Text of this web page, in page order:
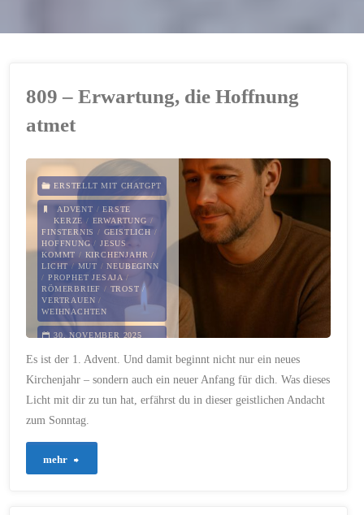
809 – Erwartung, die Hoffnung
atmet
ERSTELLT MIT CHATGPT
ADVENT /ERSTE
KERZE / ERWARTUNG /
FINSTERNIS / GEISTLICH /
HOFFNUNG / JESUS
KOMMT / KIRCHENJAHR /
LICHT / MUT /NEUBEGINN
/ PROPHET JESAJA /
RÖMERBRIEF / TROST /
VERTRAUEN /
WEIHNACHTEN
30. NOVEMBER 2025
Es ist der 1. Advent. Und damit beginnt nicht nur ein neues
Kirchenjahr – sondern auch ein neuer Anfang für dich. Was dieses
Licht mit dir zu tun hat, erfährst du in dieser geistlichen Andacht
zum Sonntag.
mehr